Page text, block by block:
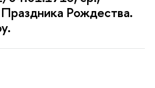
Рождества.